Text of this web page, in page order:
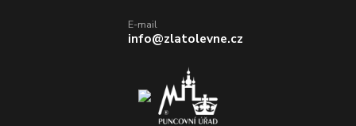
E-mail
info@zlatolevne.cz